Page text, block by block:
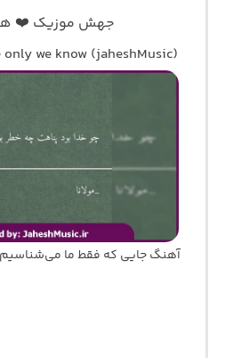
جهش موزیک ❤️
we know (jaheshMusic)
آهنگ جایی که فقط ما می‌شناسیم